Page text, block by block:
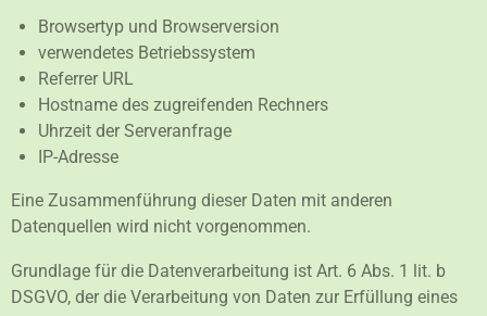
Browsertyp und Browserversion
verwendetes Betriebssystem
Referrer URL
Hostname des zugreifenden Rechners
Uhrzeit der Serveranfrage
IP-Adresse
Eine Zusammenführung dieser Daten mit anderen
Datenquellen wird nicht vorgenommen.
Grundlage für die Datenverarbeitung ist Art. 6 Abs. 1 lit. b
DSGVO, der die Verarbeitung von Daten zur Erfüllung eines